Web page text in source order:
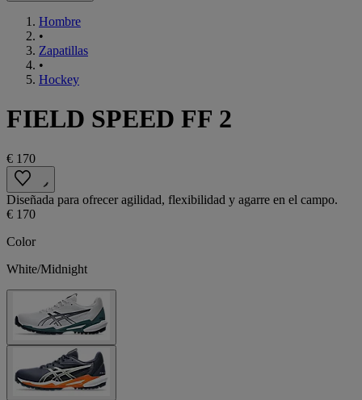
Hombre
•
Zapatillas
•
Hockey
FIELD SPEED FF 2
€ 170
Diseñada para ofrecer agilidad, flexibilidad y agarre en el campo.
€ 170
Color
White/Midnight